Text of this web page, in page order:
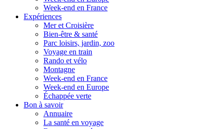
Week-end en France
Expériences
Mer et Croisière
Bien-être & santé
Parc loisirs, jardin, zoo
Voyage en train
Rando et vélo
Montagne
Week-end en France
Week-end en Europe
Échappée verte
Bon à savoir
Annuaire
La santé en voyage